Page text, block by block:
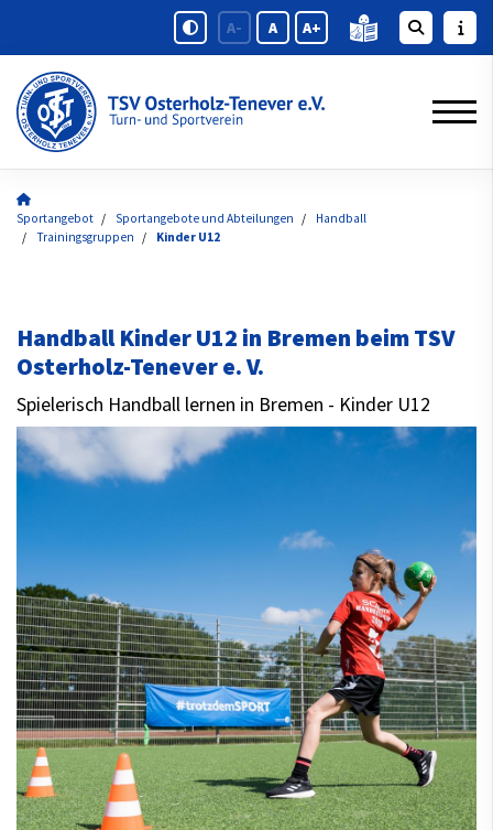
A- A A+
Sportangebot Sportangebote und Abteilungen
Handball
Trainingsgruppen
Kinder U12
Handball Kinder U12 in Bremen beim TSV
Osterholz-Tenever e. V.
Spielerisch Handball lernen in Bremen - Kinder U12